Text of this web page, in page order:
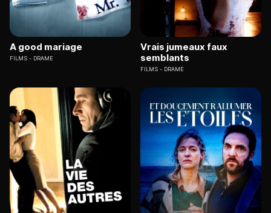
A good mariage
FILMS DRAME
Vrais jumeaux faux
semblants
FILMS DRAME